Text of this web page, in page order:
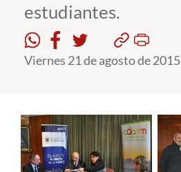
Alumni
English
estudiantes.
Viernes 21 de agosto de 2015